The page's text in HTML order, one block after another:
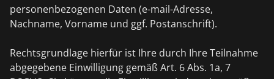
personenbezogenen Daten (e-mail-Adresse,
Nachname, Vorname und ggf. Postanschrift).
Rechtsgrundlage hierfür ist Ihre durch Ihre Teilnahme
abgegebene Einwilligung gemäß Art. 6 Abs. 1a, 7